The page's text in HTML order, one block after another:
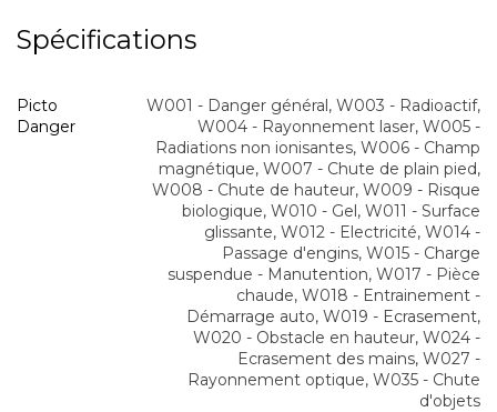
Spécifications
Picto
Danger
W001 - Danger général, W003 - Radioactif,
W004 - Rayonnement laser, W005 -
Radiations non ionisantes, W006 - Champ
magnétique, W007 - Chute de plain pied,
W008 - Chute de hauteur, W009 - Risque
biologique, W010 - Gel, W011 - Surface
glissante, W012 - Electricité, W014 -
Passage d'engins, W015 - Charge
suspendue - Manutention, W017 - Pièce
chaude, W018 - Entrainement -
Démarrage auto, W019 - Ecrasement,
W020 - Obstacle en hauteur, W024 -
Ecrasement des mains, W027 -
Rayonnement optique, W035 - Chute
d'objets